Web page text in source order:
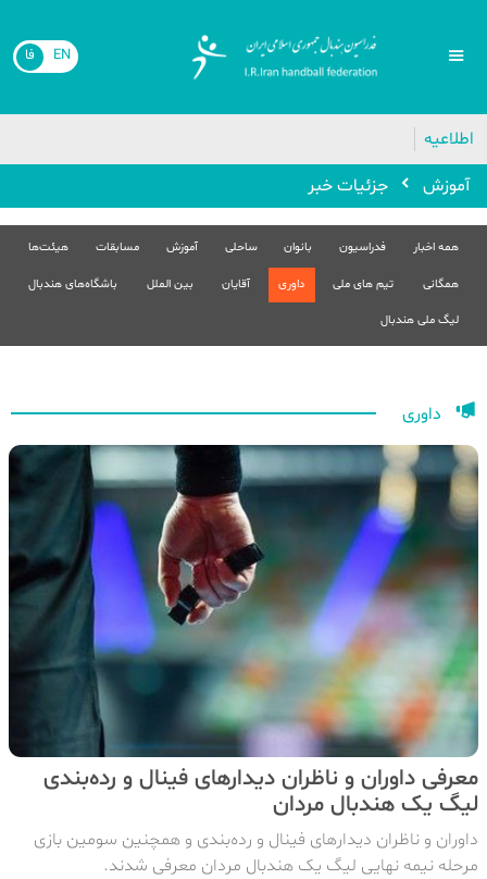
EN فا
اطلاعیه
آموزش
جزئیات خبر
همه اخبار فدراسیون بانوان ساحلی آموزش مسابقات هیئت‌ها
همگانی تیم های ملی داوری آقایان بین الملل باشگاه‌های هندبال
لیگ ملی هندبال
داوری
معرفی داوران و ناظران دیدارهای فینال و رده‌بندی
لیگ یک هندبال مردان
داوران و ناظران دیدارهای فینال و رده‌بندی و همچنین سومین بازی
مرحله نیمه نهایی لیگ یک هندبال مردان معرفی شدند.